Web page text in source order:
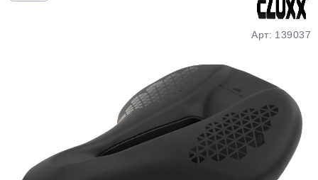
Арт: 139037
Добавляйте товары
в корзину